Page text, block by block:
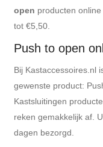
open producten
tot €5,50.
Push to open
Bij Kastaccessoires.nl
gewenste product:
Kastsluitingen
reken gemakkelijk af.
dagen bezorgd.